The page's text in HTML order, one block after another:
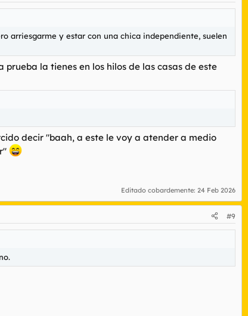
arriesgarme y estar con una chica independiente, suelen
la tienes en los hilos de las casas de este
decir "baah, a este le voy a atender a medio
Editado cobardemente: 24 Feb 2026
#9